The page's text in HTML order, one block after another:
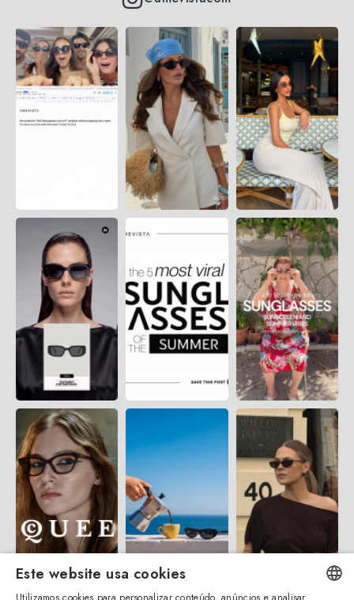
Este website usa cookies